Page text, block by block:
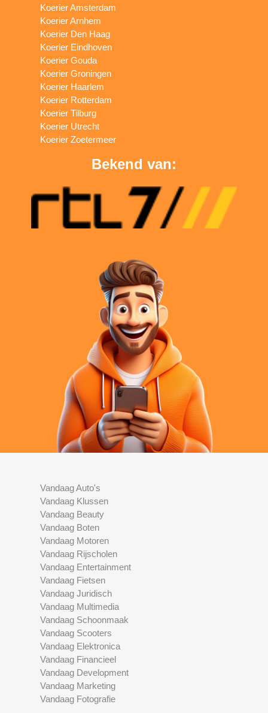
Koerier Amsterdam
Koerier Arnhem
Koerier Den Haag
Koerier Eindhoven
Koerier Gouda
Koerier Groningen
Koerier Haarlem
Koerier Rotterdam
Koerier Tilburg
Koerier Utrecht
Koerier Zoetermeer
Bekend van:
Vandaag Auto's
Vandaag Klussen
Vandaag Beauty
Vandaag Boten
Vandaag Motoren
Vandaag Rijscholen
Vandaag Entertainment
Vandaag Fietsen
Vandaag Juridisch
Vandaag Multimedia
Vandaag Schoonmaak
Vandaag Scooters
Vandaag Elektronica
Vandaag Financieel
Vandaag Development
Vandaag Marketing
Vandaag Fotografie